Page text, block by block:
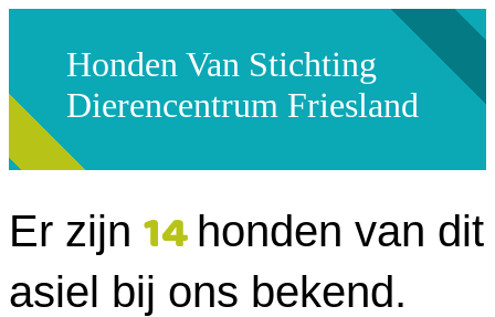
Honden Van Stichting
Dierencentrum Friesland
Er zijn 14 honden van dit
asiel bij ons bekend.